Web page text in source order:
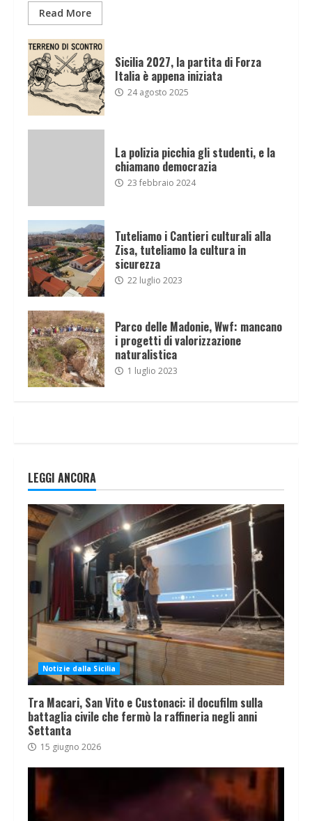
Read More
Sicilia 2027, la partita di Forza
Italia è appena iniziata
24 agosto 2025
La polizia picchia gli studenti, e la
chiamano democrazia
23 febbraio 2024
Tuteliamo i Cantieri culturali alla
Zisa, tuteliamo la cultura in
sicurezza
22 luglio 2023
Parco delle Madonie, Wwf: mancano
i progetti di valorizzazione
naturalistica
1 luglio 2023
LEGGI ANCORA
Notizie dalla Sicilia
Tra Macari, San Vito e Custonaci: il docufilm sulla
battaglia civile che fermò la raffineria negli anni
Settanta
15 giugno 2026